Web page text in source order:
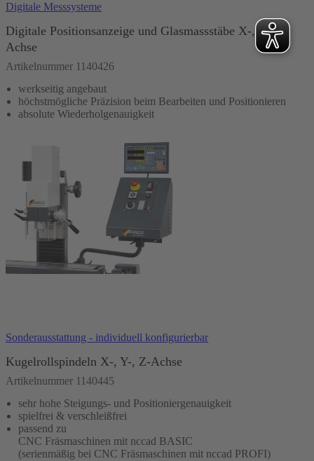
Digitale Messsysteme
Digitale Positionsanzeige und Glasmassstäbe X-, Y-, Z-
Achse
Artikelnummer 1140426
werkseitig angebaut
höchstmögliche Präzision beim Bearbeiten und Positionieren
absolute Wiederholgenauigkeit
Sonderausstattung - individuell konfigurierbar
Kugelrollspindeln X-, Y-, Z-Achse
Artikelnummer 1140445
sehr hohe Steigungs- und Positioniergenauigkeit
spielfrei & verschleißfrei
passend zu
CNC Fräsmaschinen mit nccad BASIC
(serienmäßig bei CNC Fräsmaschinen mit nccad PROFI)